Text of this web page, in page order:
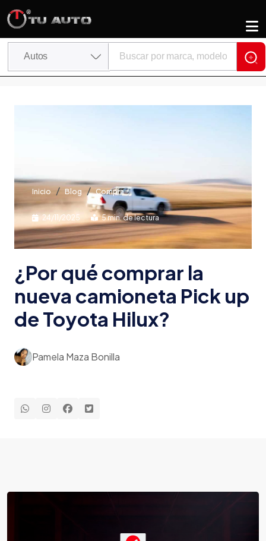
Inicio Blog Compra
24/11/2025 5 min. de lectura
¿Por qué comprar la
nueva camioneta Pick up
de Toyota Hilux?
Pamela Maza Bonilla